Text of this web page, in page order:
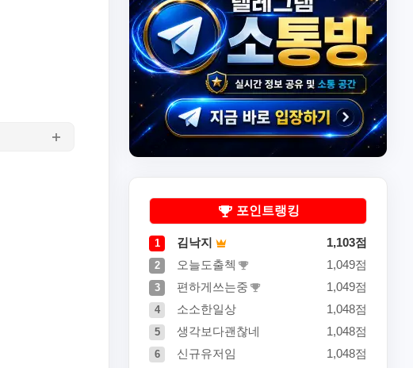
포인트랭킹
1 김낙지 1,103점
2 오늘도출첵 1,049점
3 편하게쓰는중 1,049점
4 소소한일상 1,048점
5 생각보다괜찮네 1,048점
6 신규유저임 1,048점